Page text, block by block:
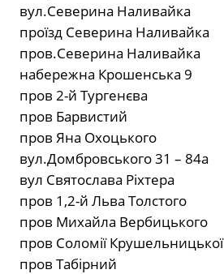
вул.Северина Наливайка
проїзд Северина Наливайка
пров.Северина Наливайка
набережна Крошенська 9
пров 2-й Тургенєва
пров Барвистий
пров Яна Охоцького
вул.Домбровського 31 – 84а
вул Святослава Ріхтера
пров 1,2-й Льва Толстого
пров Михайла Вербицького
пров Соломії Крушельницької
пров Табірний